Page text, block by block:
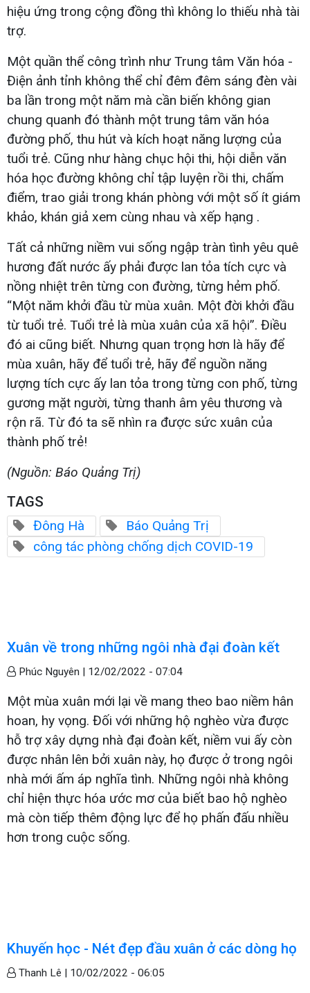
hiệu ứng trong cộng đồng thì không lo thiếu nhà tài
trợ.
Một quần thể công trình như Trung tâm Văn hóa -
Điện ảnh tỉnh không thể chỉ đêm đêm sáng đèn vài
ba lần trong một năm mà cần biến không gian
chung quanh đó thành một trung tâm văn hóa
đường phố, thu hút và kích hoạt năng lượng của
tuổi trẻ. Cũng như hàng chục hội thi, hội diễn văn
hóa học đường không chỉ tập luyện rồi thi, chấm
điểm, trao giải trong khán phòng với một số ít giám
khảo, khán giả xem cùng nhau và xếp hạng .
Tất cả những niềm vui sống ngập tràn tình yêu quê
hương đất nước ấy phải được lan tỏa tích cực và
nồng nhiệt trên từng con đường, từng hẻm phố.
“Một năm khởi đầu từ mùa xuân. Một đời khởi đầu
từ tuổi trẻ. Tuổi trẻ là mùa xuân của xã hội”. Điều
đó ai cũng biết. Nhưng quan trọng hơn là hãy để
mùa xuân, hãy để tuổi trẻ, hãy để nguồn năng
lượng tích cực ấy lan tỏa trong từng con phố, từng
gương mặt người, từng thanh âm yêu thương và
rộn rã. Từ đó ta sẽ nhìn ra được sức xuân của
thành phố trẻ!
(Nguồn: Báo Quảng Trị)
TAGS
Đông Hà
Báo Quảng Trị
công tác phòng chống dịch COVID-19
Xuân về trong những ngôi nhà đại đoàn kết
Phúc Nguyên | 12/02/2022 - 07:04
Một mùa xuân mới lại về mang theo bao niềm hân
hoan, hy vọng. Đối với những hộ nghèo vừa được
hỗ trợ xây dựng nhà đại đoàn kết, niềm vui ấy còn
được nhân lên bởi xuân này, họ được ở trong ngôi
nhà mới ấm áp nghĩa tình. Những ngôi nhà không
chỉ hiện thực hóa ước mơ của biết bao hộ nghèo
mà còn tiếp thêm động lực để họ phấn đấu nhiều
hơn trong cuộc sống.
Khuyến học - Nét đẹp đầu xuân ở các dòng họ
Thanh Lê | 10/02/2022 - 06:05